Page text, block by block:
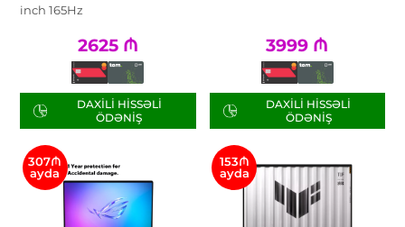
inch 165Hz
2625 ₼
DAXILI HISSƏLI
ÖDƏNIŞ
3999 ₼
DAXILI HISSƏLI
ÖDƏNIŞ
307₼
ayda
153₼
ayda